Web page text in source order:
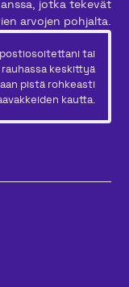
jotka tekevät
arvojen pohjalta.
tai
keskittyä
pistä rohkeasti
kautta.